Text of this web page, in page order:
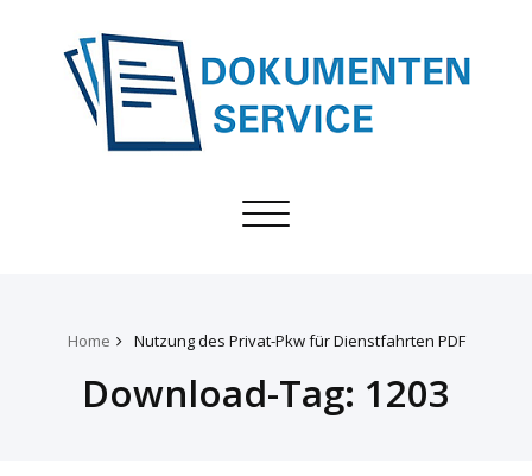
Toggle
Home Nutzung des Privat-Pkw für Dienstfahrten PDF
Download-Tag: 1203